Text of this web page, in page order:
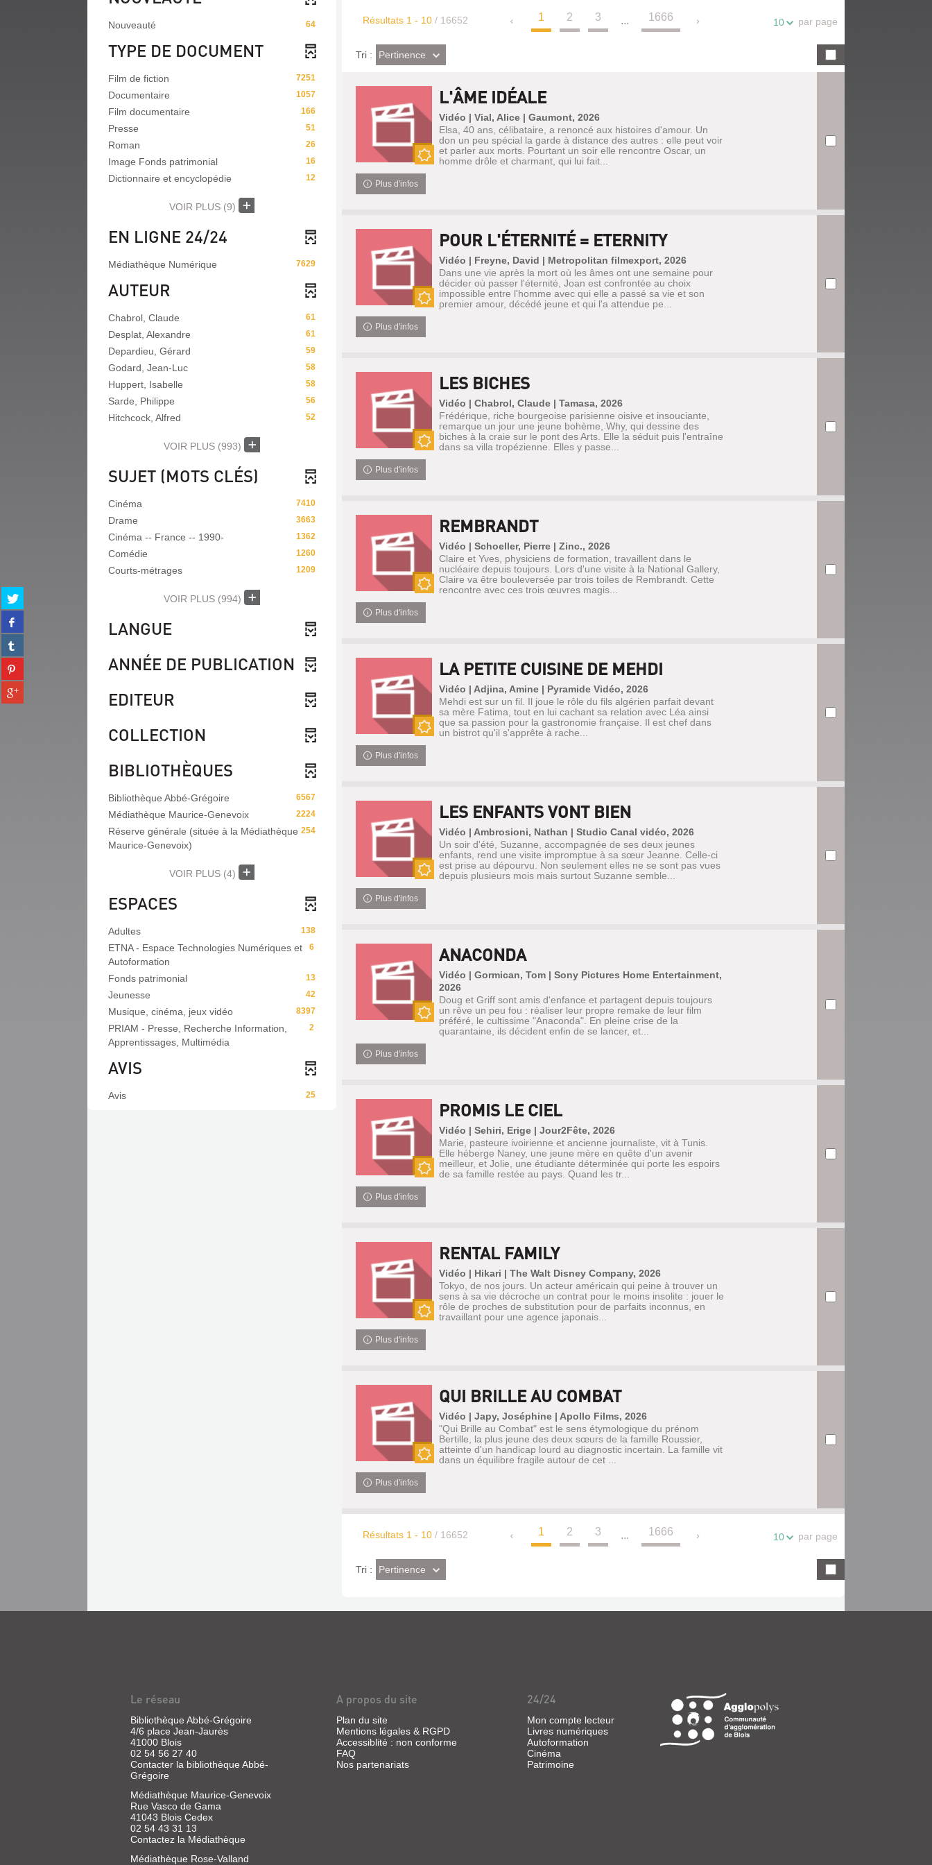
Partager
sur
twitter
(Nouvelle
fenêtre)
Partager
sur
facebook
(Nouvelle
fenêtre)
Partager
sur
tumblr
(Nouvelle
fenêtre)
Partager
sur
pinterest
(Nouvelle
Partager
sur
Résultats 1 - 10 / 16652 1 2 3 ... 1666 10 par page
Tri :(Effet
imédiat)
Pertinence
L'ÂME IDÉALE
Vidéo | Vial, Alice | Gaumont, 2026
Elsa, 40 ans, célibataire, a renoncé aux histoires d'amour. Un
don un peu spécial la garde à distance des autres : elle peut voir
et parler aux morts. Pourtant un soir elle rencontre Oscar, un
homme drôle et charmant, qui lui fait...
Plus d'infos
POUR L'ÉTERNITÉ = ETERNITY
Vidéo | Freyne, David | Metropolitan filmexport, 2026
Dans une vie après la mort où les âmes ont une semaine pour
décider où passer l'éternité, Joan est confrontée au choix
impossible entre l'homme avec qui elle a passé sa vie et son
premier amour, décédé jeune et qui l'a attendue pe...
Plus d'infos
LES BICHES
Vidéo | Chabrol, Claude | Tamasa, 2026
Frédérique, riche bourgeoise parisienne oisive et insouciante,
remarque un jour une jeune bohème, Why, qui dessine des
biches à la craie sur le pont des Arts. Elle la séduit puis l'entraîne
dans sa villa tropézienne. Elles y passe...
Plus d'infos
REMBRANDT
Vidéo | Schoeller, Pierre | Zinc., 2026
Claire et Yves, physiciens de formation, travaillent dans le
nucléaire depuis toujours. Lors d'une visite à la National Gallery,
Claire va être bouleversée par trois toiles de Rembrandt. Cette
rencontre avec ces trois œuvres magis...
Plus d'infos
LA PETITE CUISINE DE MEHDI
Vidéo | Adjina, Amine | Pyramide Vidéo, 2026
Mehdi est sur un fil. Il joue le rôle du fils algérien parfait devant
sa mère Fatima, tout en lui cachant sa relation avec Léa ainsi
que sa passion pour la gastronomie française. Il est chef dans
un bistrot qu'il s'apprête à rache...
Plus d'infos
LES ENFANTS VONT BIEN
Vidéo | Ambrosioni, Nathan | Studio Canal vidéo, 2026
Un soir d'été, Suzanne, accompagnée de ses deux jeunes
enfants, rend une visite impromptue à sa sœur Jeanne. Celle-ci
est prise au dépourvu. Non seulement elles ne se sont pas vues
depuis plusieurs mois mais surtout Suzanne semble...
Plus d'infos
ANACONDA
Vidéo | Gormican, Tom | Sony Pictures Home Entertainment,
2026
Doug et Griff sont amis d'enfance et partagent depuis toujours
un rêve un peu fou : réaliser leur propre remake de leur film
préféré, le cultissime "Anaconda". En pleine crise de la
quarantaine, ils décident enfin de se lancer, et...
Plus d'infos
PROMIS LE CIEL
Vidéo | Sehiri, Erige | Jour2Fête, 2026
Marie, pasteure ivoirienne et ancienne journaliste, vit à Tunis.
Elle héberge Naney, une jeune mère en quête d'un avenir
meilleur, et Jolie, une étudiante déterminée qui porte les espoirs
de sa famille restée au pays. Quand les tr...
Plus d'infos
RENTAL FAMILY
Vidéo | Hikari | The Walt Disney Company, 2026
Tokyo, de nos jours. Un acteur américain qui peine à trouver un
sens à sa vie décroche un contrat pour le moins insolite : jouer le
rôle de proches de substitution pour de parfaits inconnus, en
travaillant pour une agence japonais...
Plus d'infos
QUI BRILLE AU COMBAT
Vidéo | Japy, Joséphine | Apollo Films, 2026
"Qui Brille au Combat" est le sens étymologique du prénom
Bertille, la plus jeune des deux sœurs de la famille Roussier,
atteinte d'un handicap lourd au diagnostic incertain. La famille vit
dans un équilibre fragile autour de cet ...
Plus d'infos
Résultats 1 - 10 / 16652 1 2 3 ... 1666 10 par page
Tri :(Effet
imédiat)
Pertinence
64
Nouveauté
TYPE DE DOCUMENT
7251
Film de fiction
1057
Documentaire
166
Film documentaire
51
Presse
26
Roman
16
Image Fonds patrimonial
12
Dictionnaire et encyclopédie
VOIR PLUS (9)
EN LIGNE 24/24
7629
Médiathèque Numérique
AUTEUR
61
Chabrol, Claude
61
Desplat, Alexandre
59
Depardieu, Gérard
58
Godard, Jean-Luc
58
Huppert, Isabelle
56
Sarde, Philippe
52
Hitchcock, Alfred
VOIR PLUS (993)
SUJET (MOTS CLÉS)
7410
Cinéma
3663
Drame
1362
Cinéma -- France -- 1990-
1260
Comédie
1209
Courts-métrages
VOIR PLUS (994)
LANGUE
ANNÉE DE PUBLICATION
EDITEUR
COLLECTION
BIBLIOTHÈQUES
6567
Bibliothèque Abbé-Grégoire
2224
Médiathèque Maurice-Genevoix
254
Réserve générale (située à la Médiathèque
Maurice-Genevoix)
VOIR PLUS (4)
ESPACES
138
Adultes
6
ETNA - Espace Technologies Numériques et
Autoformation
13
Fonds patrimonial
42
Jeunesse
8397
Musique, cinéma, jeux vidéo
2
PRIAM - Presse, Recherche Information,
Apprentissages, Multimédia
AVIS
25
Avis
Le réseau
Bibliothèque Abbé-Grégoire
4/6 place Jean-Jaurès
41000 Blois
02 54 56 27 40
Contacter la bibliothèque Abbé-
Grégoire
Médiathèque Maurice-Genevoix
Rue Vasco de Gama
41043 Blois Cedex
02 54 43 31 13
Contactez la Médiathèque
Médiathèque Rose-Valland
A propos du site
Plan du site
Mentions légales & RGPD
Accessiblité : non conforme
FAQ
Nos partenariats
24/24
Mon compte lecteur
Livres numériques
Autoformation
Cinéma
Patrimoine